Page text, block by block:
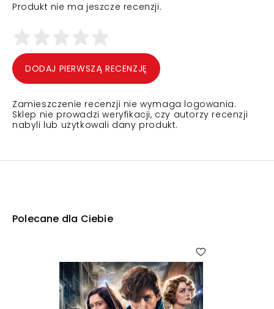
Produkt nie ma jeszcze recenzji.
DODAJ PIERWSZĄ RECENZJĘ
Zamieszczenie recenzji nie wymaga logowania.
Sklep nie prowadzi weryfikacji, czy autorzy recenzji
nabyli lub użytkowali dany produkt.
Polecane dla Ciebie